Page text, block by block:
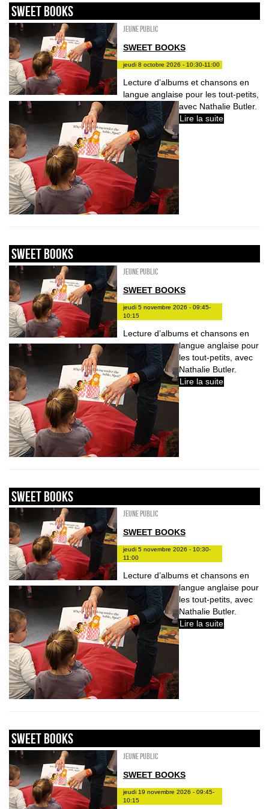
sweet books
Jeune public
SWEET BOOKS
jeudi 8 octobre 2026 - 10:30-11:00
Lecture d’albums et chansons en
langue anglaise pour les tout-petits,
avec Nathalie Butler.
Lire la suite
sweet books
Jeune public
SWEET BOOKS
jeudi 5 novembre 2026 - 09:45-
10:15
Lecture d’albums et chansons en
langue anglaise pour
les tout-petits, avec
Nathalie Butler.
Lire la suite
sweet books
Jeune public
SWEET BOOKS
jeudi 5 novembre 2026 - 10:30-
11:00
Lecture d’albums et chansons en
langue anglaise pour
les tout-petits, avec
Nathalie Butler.
Lire la suite
sweet books
Jeune public
SWEET BOOKS
jeudi 19 novembre 2026 - 09:45-
10:15